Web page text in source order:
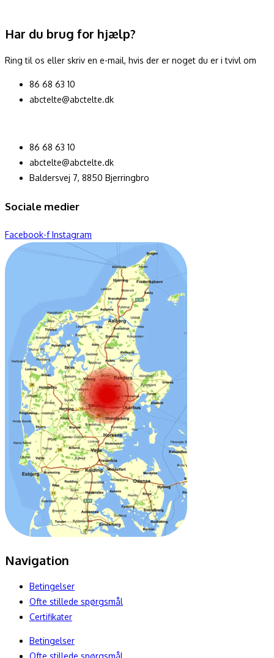
Har du brug for hjælp?
Ring til os eller skriv en e-mail, hvis der er noget du er i tvivl om
86 68 63 10
abctelte@abctelte.dk
86 68 63 10
abctelte@abctelte.dk
Baldersvej 7, 8850 Bjerringbro
Sociale medier
Facebook-f Instagram
Navigation
Betingelser
Ofte stillede spørgsmål
Certifikater
Betingelser